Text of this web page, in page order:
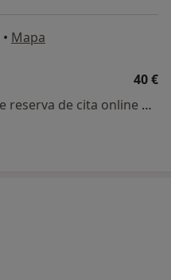
• Mapa
40 €
Este especialista no ofrece reserva de cita online en esta dirección.